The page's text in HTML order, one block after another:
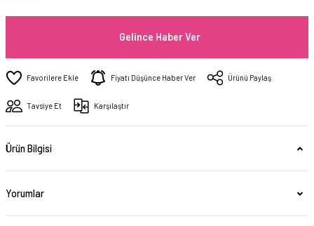
Gelince Haber Ver
Fiyatı Düşünce Haber Ver Ürünü Paylaş
Tavsiye Et Karşılaştır
Ürün Bilgisi
Yorumlar